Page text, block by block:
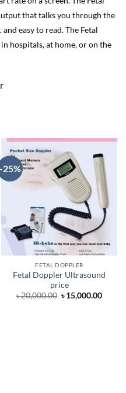
that talks you through the
and easy to read. The Fetal
hospitals, at home, or on the
-25%
FETAL DOPPLER
Fetal Doppler Ultrasound
price
৳20,000.00 Original
price
৳15,000.00